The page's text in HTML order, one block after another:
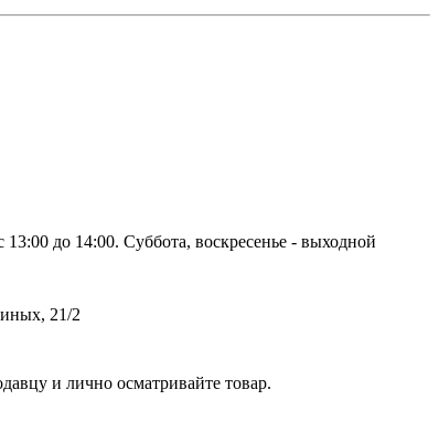
до 14:00. Суббота, воскресенье - выходной
21/2
и лично осматривайте товар.